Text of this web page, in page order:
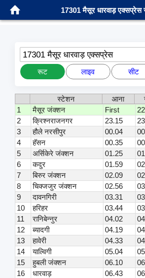
17301 मैसूर धारवाड़
17301 मैसूर धारवाड़ एक्सप्रेस
रूट लाइव सीट
स्टेशन आना
1
मैसूर जंक्शन First
2
क्रिश्नराजनगर 23.15
3
हौले नरसीपुर 00.04
4
हॅसन 00.35
5
अर्सिकेरे जंक्शन 01.25
6
कदुर 01.59
7
बिरुर जंक्शन 02.09
8
चिक्जजुर जंक्शन 02.56
9
दावनगिरी 03.31
10
हरिहर 03.44
11
रानिबेन्नुर 04.02
12
ब्यादगी 04.19
13
हावेरी 04.33
14
याल्विगी 05.04
15
हुबली जंक्शन 06.10
16
धारवाड़ 06.43